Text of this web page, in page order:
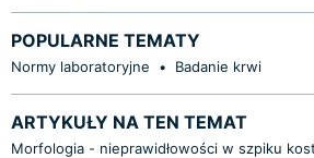
POPULARNE TEMATY
Normy laboratoryjne • Badanie krwi
ARTYKUŁY NA TEN TEMAT
Morfologia - nieprawidłowości w szpiku